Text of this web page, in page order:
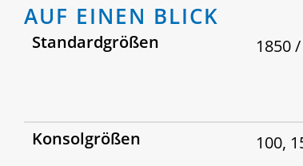
AUF EINEN BLICK
Standardgrößen​ 1850
Konsolgrößen 100,